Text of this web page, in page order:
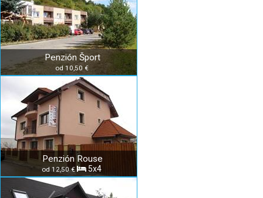
Penzión Šport
od 10,50 €
Penzión Rouse
od 12,50 € 5x4